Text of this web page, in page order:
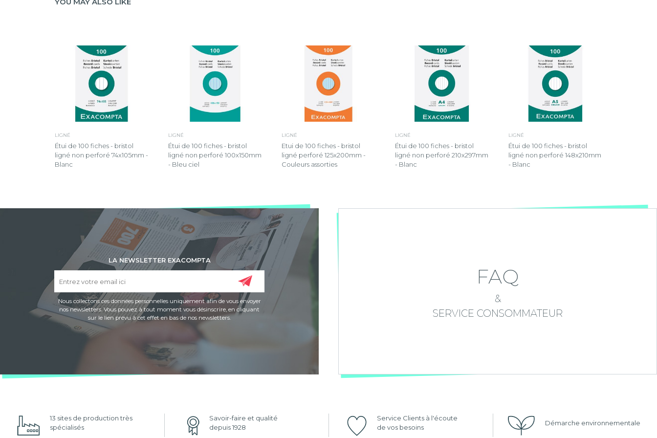
LIGNÉ
Étui de 100 fiches - bristol
ligné non perforé 74x105mm -
Blanc
LIGNÉ
Étui de 100 fiches - bristol
ligné non perforé 100x150mm
- Bleu ciel
LIGNÉ
Etui de 100 fiches - bristol
ligné perforé 125x200mm -
Couleurs assorties
LIGNÉ
Étui de 100 fiches - bristol
ligné non perforé 210x297mm
- Blanc
LIGNÉ
Étui de 100 fiches - bristol
ligné non perforé 148x210mm
- Blanc
LA NEWSLETTER EXACOMPTA
Nous collectons ces données personnelles uniquement afin de vous envoyer
nos newsletters. Vous pouvez à tout moment vous désinscrire, en cliquant
sur le lien prévu à cet effet en bas de nos newsletters.
FAQ
&
SERVICE CONSOMMATEUR
13 sites de production très
spécialisés
Savoir-faire et qualité
depuis 1928
Service Clients à l'écoute
de vos besoins
Démarche environnementale